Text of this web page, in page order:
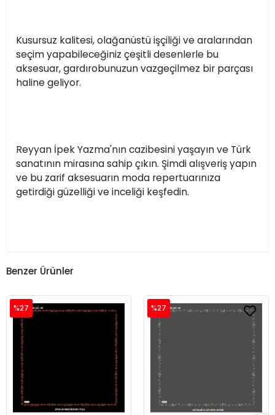
Kusursuz kalitesi, olağanüstü işçiliği ve aralarından
seçim yapabileceğiniz çeşitli desenlerle bu
aksesuar, gardırobunuzun vazgeçilmez bir parçası
haline geliyor.
Reyyan İpek Yazma'nın cazibesini yaşayın ve Türk
sanatının mirasına sahip çıkın. Şimdi alışveriş yapın
ve bu zarif aksesuarın moda repertuarınıza
getirdiği güzelliği ve inceliği keşfedin.
Benzer Ürünler
%27 %27